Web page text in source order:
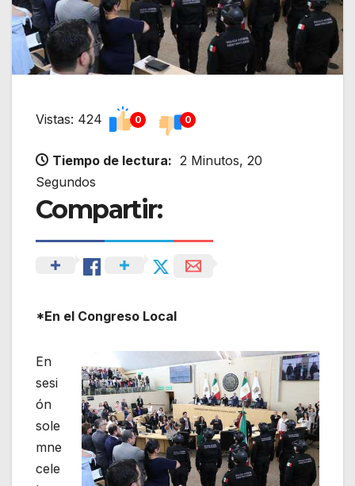
Vistas: 424 0 0
Tiempo de lectura: 2 Minutos, 20
Segundos
Compartir:
*En el Congreso Local
En
sesi
ón
sole
mne
cele